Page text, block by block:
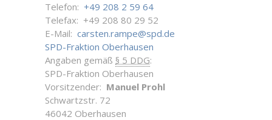
Telefon: +49 208 2 59 64
Telefax: +49 208 80 29 52
E-Mail: carsten.rampe@spd.de
SPD-Fraktion Oberhausen
Angaben gemäß § 5 DDG:
SPD-Fraktion Oberhausen
Vorsitzender: Manuel Prohl
Schwartzstr. 72
46042 Oberhausen